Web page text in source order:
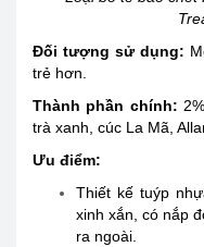
Đối tượng sử dụng:
trẻ hơn.
Thành phần chính:
trà xanh, cúc La Mã,
Ưu điểm:
Thiết kế tuýp
xinh xắn, có nắp
ra ngoài.